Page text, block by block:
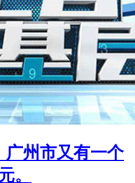
广州市又有一个
。